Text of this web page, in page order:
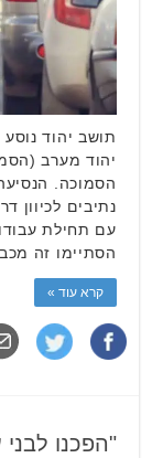
תושב יהוד
יהוד מערב
הסמוכה.
נתיבים לכיוון
עם תחילת
הסתיימו זה
קרא עוד »
"הפכנו לבני